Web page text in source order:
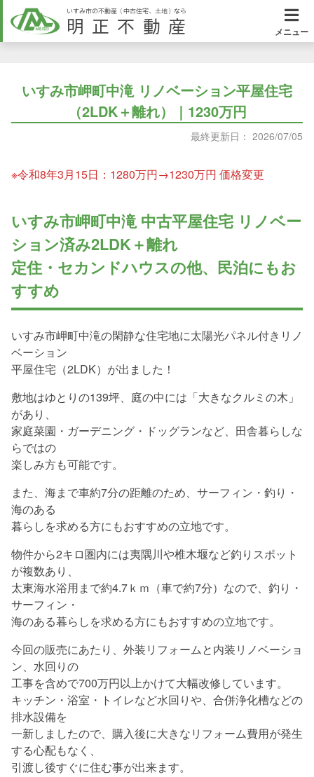
いすみ市の不動産（中古住宅、土地）なら
明正不動産 メニュー
いすみ市岬町中滝 リノベーション平屋住宅
（2LDK＋離れ）｜1230万円
最終更新日： 2026/07/05
※令和8年3月15日：1280万円→1230万円 価格変更
いすみ市岬町中滝 中古平屋住宅 リノベー
ション済み2LDK＋離れ
定住・セカンドハウスの他、民泊にもお
すすめ
いすみ市岬町中滝の閑静な住宅地に太陽光パネル付きリノ
ベーション
平屋住宅（2LDK）が出ました！
敷地はゆとりの139坪、庭の中には「大きなクルミの木」
があり、
家庭菜園・ガーデニング・ドッグランなど、田舎暮らしな
らではの
楽しみ方も可能です。
また、海まで車約7分の距離のため、サーフィン・釣り・
海のある
暮らしを求める方にもおすすめの立地です。
物件から2キロ圏内には夷隅川や椎木堰など釣りスポット
が複数あり、
太東海水浴用まで約4.7ｋｍ（車で約7分）なので、釣り・
サーフィン・
海のある暮らしを求める方にもおすすめの立地です。
今回の販売にあたり、外装リフォームと内装リノベーショ
ン、水回りの
工事を含めで700万円以上かけて大幅改修しています。
キッチン・浴室・トイレなど水回りや、合併浄化槽などの
排水設備を
一新しましたので、購入後に大きなリフォーム費用が発生
する心配もなく、
引渡し後すぐに住む事が出来ます。